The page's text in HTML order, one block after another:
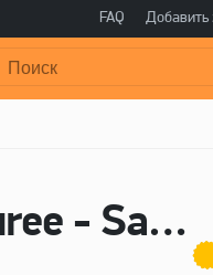
FAQ Добавить
Поиск:
Пиво Milkshake IPA With Strawberry Puree - Salden's Brewery